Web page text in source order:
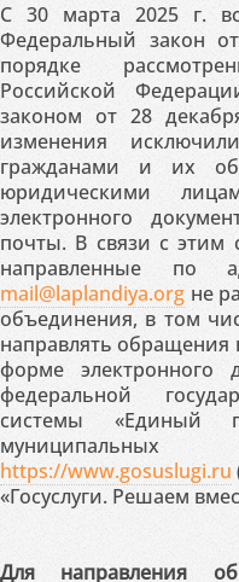
С 30 марта 2025 г.
Федеральный закон
порядке
Российской
законом от 28
изменения
гражданами и их
юридическими
электронного
почты. В связи с этим
направленные по
mail@laplandiya.org не
объединения, в том
направлять
форме электронного
федеральной
системы «Единый
https://www.gosuslugi.ru
«Госуслуги. Решаем
Для направления